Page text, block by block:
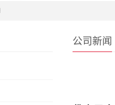
公司新闻